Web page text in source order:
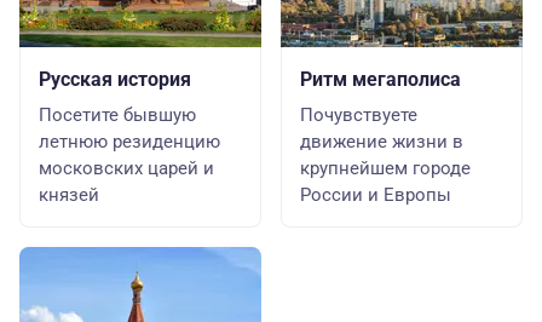
Русская история
Посетите бывшую
летнюю резиденцию
московских царей и
князей
Ритм мегаполиса
Почувствуете
движение жизни в
крупнейшем городе
России и Европы